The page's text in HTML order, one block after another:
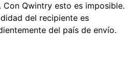
Con Qwintry esto es imposible.
del recipiente es
del país de envío.